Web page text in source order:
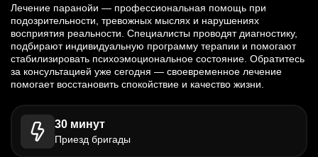
Лечение паранойи — профессиональная помощь при
подозрительности, тревожных мыслях и нарушениях
восприятия реальности. Специалисты проводят диагностику,
подбирают индивидуальную программу терапии и помогают
стабилизировать психоэмоциональное состояние. Обратитесь
за консультацией уже сегодня — своевременное лечение
помогает восстановить спокойствие и качество жизни.
30 минут
Приезд бригады